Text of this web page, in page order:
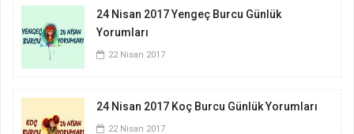
24 Nisan 2017 Yengeç Burcu Günlük
Yorumları
22 Nisan 2017
24 Nisan 2017 Koç Burcu Günlük Yorumları
22 Nisan 2017